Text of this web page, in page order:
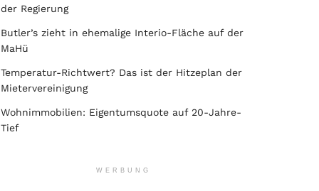
der Regierung
Butler’s zieht in ehemalige Interio-Fläche auf der
MaHü
Temperatur-Richtwert? Das ist der Hitzeplan der
Mietervereinigung
Wohnimmobilien: Eigentumsquote auf 20-Jahre-
Tief
WERBUNG